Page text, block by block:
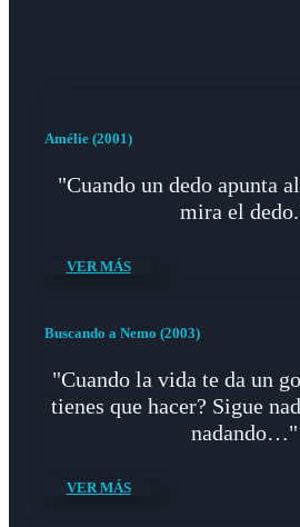
Amélie (2001)
"Cuando un dedo apunta
mira el
VER MÁS
Buscando a Nemo (2003)
"Cuando la vida te da un
tienes que hacer? Sigue
nadando…"
VER MÁS